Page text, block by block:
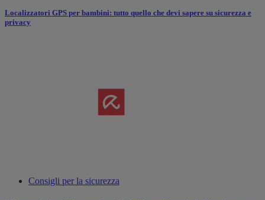
Localizzatori GPS per bambini: tutto quello che devi sapere su sicurezza e
privacy
Consigli per la sicurezza